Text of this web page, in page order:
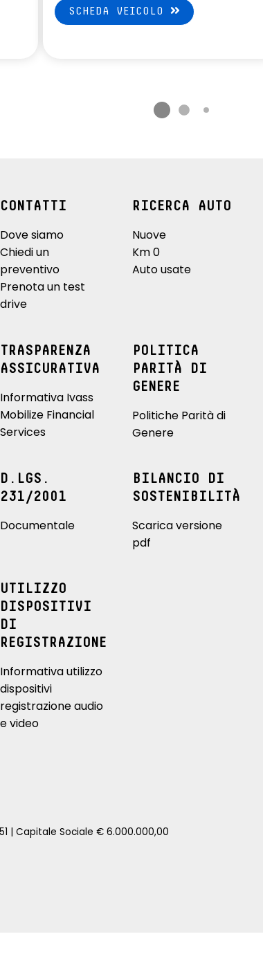
SCHEDA VEICOLO
CONTATTI
Dove siamo
Chiedi un
preventivo
Prenota un test
drive
RICERCA AUTO
Nuove
Km 0
Auto usate
TRASPARENZA
ASSICURATIVA
Informativa Ivass
Mobilize Financial
Services
POLITICA
PARITÀ DI
GENERE
Politiche Parità di
Genere
D.LGS.
231/2001
Documentale
BILANCIO DI
SOSTENIBILITÀ
Scarica versione
pdf
UTILIZZO
DISPOSITIVI
DI
REGISTRAZIONE
Informativa utilizzo
dispositivi
registrazione audio
e video
| Capitale Sociale € 6.000.000,00
della tua auto senza impegno